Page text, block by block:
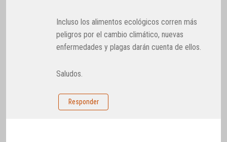
Incluso los alimentos ecológicos corren más
peligros por el cambio climático, nuevas
enfermedades y plagas darán cuenta de ellos.
Saludos.
Responder